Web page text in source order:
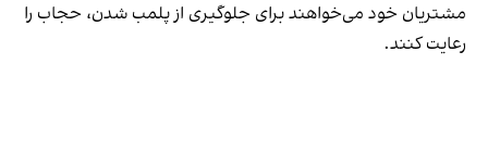
مشتریان خود می‌خواهند برای جلوگیری از پلمب شدن، حجاب را
رعایت کنند.